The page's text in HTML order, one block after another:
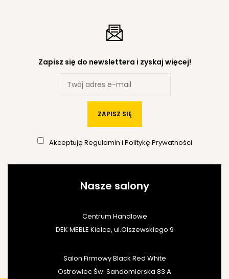
Zapisz się do newslettera i zyskaj więcej!
ZAPISZ SIĘ
Akceptuję Regulamin i Politykę Prywatności
Nasze salony
Centrum Handlowe
DEK MEBLE Kielce, ul.Olszewskiego 9
Salon Firmowy Black Red White
Ostrowiec Św. Sandomierska 83 A